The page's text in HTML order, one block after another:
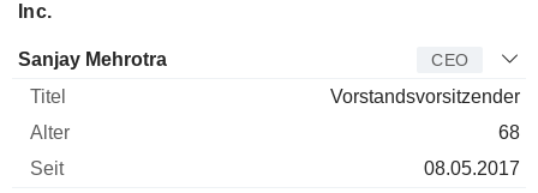
Inc.
Manager Titel Alter
Sanjay Mehrotra CEO
Vorstandsvorsitzender
68
08.05.2017